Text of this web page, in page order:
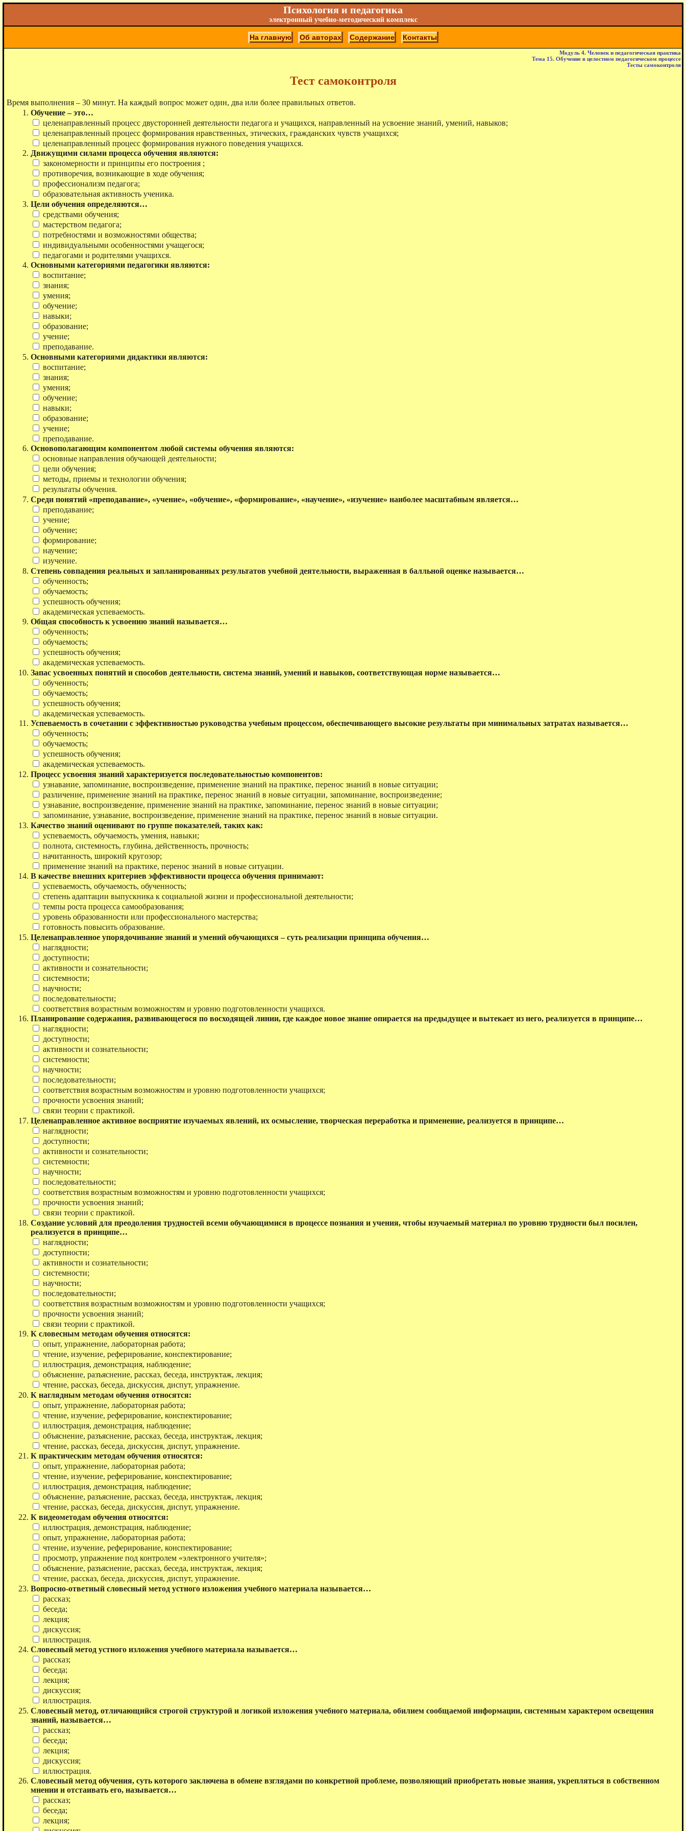
Психология и педагогика
электронный учебно-методический комплекс
На главную Об авторах Содержание Контакты
Модуль 4. Человек и педагогическая практика
Тема 15. Обучение в целостном педагогическом процессе
Тесты самоконтроля
Тест самоконтроля
Время выполнения – 30 минут. На каждый вопрос может один, два или более правильных ответов.
Обучение – это…
целенаправленный процесс двусторонней деятельности педагога и учащихся, направленный на усвоение знаний, умений, навыков;
целенаправленный процесс формирования нравственных, этических, гражданских чувств учащихся;
целенаправленный процесс формирования нужного поведения учащихся.
Движущими силами процесса обучения являются:
закономерности и принципы его построения ;
противоречия, возникающие в ходе обучения;
профессионализм педагога;
образовательная активность ученика.
Цели обучения определяются…
средствами обучения;
мастерством педагога;
потребностями и возможностями общества;
индивидуальными особенностями учащегося;
педагогами и родителями учащихся.
Основными категориями педагогики являются:
воспитание;
знания;
умения;
обучение;
навыки;
образование;
учение;
преподавание.
Основными категориями дидактики являются:
воспитание;
знания;
умения;
обучение;
навыки;
образование;
учение;
преподавание.
Основополагающим компонентом любой системы обучения являются:
основные направления обучающей деятельности;
цели обучения;
методы, приемы и технологии обучения;
результаты обучения.
Среди понятий «преподавание», «учение», «обучение», «формирование», «научение», «изучение» наиболее масштабным является…
преподавание;
учение;
обучение;
формирование;
научение;
изучение.
Степень совпадения реальных и запланированных результатов учебной деятельности, выраженная в балльной оценке называется…
обученность;
обучаемость;
успешность обучения;
академическая успеваемость.
Общая способность к усвоению знаний называется…
обученность;
обучаемость;
успешность обучения;
академическая успеваемость.
Запас усвоенных понятий и способов деятельности, система знаний, умений и навыков, соответствующая норме называется…
обученность;
обучаемость;
успешность обучения;
академическая успеваемость.
Успеваемость в сочетании с эффективностью руководства учебным процессом, обеспечивающего высокие результаты при минимальных затратах называется…
обученность;
обучаемость;
успешность обучения;
академическая успеваемость.
Процесс усвоения знаний характеризуется последовательностью компонентов:
узнавание, запоминание, воспроизведение, применение знаний на практике, перенос знаний в новые ситуации;
различение, применение знаний на практике, перенос знаний в новые ситуации, запоминание, воспроизведение;
узнавание, воспроизведение, применение знаний на практике, запоминание, перенос знаний в новые ситуации;
запоминание, узнавание, воспроизведение, применение знаний на практике, перенос знаний в новые ситуации.
Качество знаний оценивают по группе показателей, таких как:
успеваемость, обучаемость, умения, навыки;
полнота, системность, глубина, действенность, прочность;
начитанность, широкий кругозор;
применение знаний на практике, перенос знаний в новые ситуации.
В качестве внешних критериев эффективности процесса обучения принимают:
успеваемость, обучаемость, обученность;
степень адаптации выпускника к социальной жизни и профессиональной деятельности;
темпы роста процесса самообразования;
уровень образованности или профессионального мастерства;
готовность повысить образование.
Целенаправленное упорядочивание знаний и умений обучающихся – суть реализации принципа обучения…
наглядности;
доступности;
активности и сознательности;
системности;
научности;
последовательности;
соответствия возрастным возможностям и уровню подготовленности учащихся.
Планирование содержания, развивающегося по восходящей линии, где каждое новое знание опирается на предыдущее и вытекает из него, реализуется в принципе…
наглядности;
доступности;
активности и сознательности;
системности;
научности;
последовательности;
соответствия возрастным возможностям и уровню подготовленности учащихся;
прочности усвоения знаний;
связи теории с практикой.
Целенаправленное активное восприятие изучаемых явлений, их осмысление, творческая переработка и применение, реализуется в принципе…
наглядности;
доступности;
активности и сознательности;
системности;
научности;
последовательности;
соответствия возрастным возможностям и уровню подготовленности учащихся;
прочности усвоения знаний;
связи теории с практикой.
Создание условий для преодоления трудностей всеми обучающимися в процессе познания и учения, чтобы изучаемый материал по уровню трудности был посилен,
реализуется в принципе…
наглядности;
доступности;
активности и сознательности;
системности;
научности;
последовательности;
соответствия возрастным возможностям и уровню подготовленности учащихся;
прочности усвоения знаний;
связи теории с практикой.
К словесным методам обучения относятся:
опыт, упражнение, лабораторная работа;
чтение, изучение, реферирование, конспектирование;
иллюстрация, демонстрация, наблюдение;
объяснение, разъяснение, рассказ, беседа, инструктаж, лекция;
чтение, рассказ, беседа, дискуссия, диспут, упражнение.
К наглядным методам обучения относятся:
опыт, упражнение, лабораторная работа;
чтение, изучение, реферирование, конспектирование;
иллюстрация, демонстрация, наблюдение;
объяснение, разъяснение, рассказ, беседа, инструктаж, лекция;
чтение, рассказ, беседа, дискуссия, диспут, упражнение.
К практическим методам обучения относятся:
опыт, упражнение, лабораторная работа;
чтение, изучение, реферирование, конспектирование;
иллюстрация, демонстрация, наблюдение;
объяснение, разъяснение, рассказ, беседа, инструктаж, лекция;
чтение, рассказ, беседа, дискуссия, диспут, упражнение.
К видеометодам обучения относятся:
иллюстрация, демонстрация, наблюдение;
опыт, упражнение, лабораторная работа;
чтение, изучение, реферирование, конспектирование;
просмотр, упражнение под контролем «электронного учителя»;
объяснение, разъяснение, рассказ, беседа, инструктаж, лекция;
чтение, рассказ, беседа, дискуссия, диспут, упражнение.
Вопросно-ответный словесный метод устного изложения учебного материала называется…
рассказ;
беседа;
лекция;
дискуссия;
иллюстрация.
Словесный метод устного изложения учебного материала называется…
рассказ;
беседа;
лекция;
дискуссия;
иллюстрация.
Словесный метод, отличающийся строгой структурой и логикой изложения учебного материала, обилием сообщаемой информации, системным характером освещения
знаний, называется…
рассказ;
беседа;
лекция;
дискуссия;
иллюстрация.
Словесный метод обучения, суть которого заключена в обмене взглядами по конкретной проблеме, позволяющий приобретать новые знания, укрепляться в собственном
мнении и отстаивать его, называется…
рассказ;
беседа;
лекция;